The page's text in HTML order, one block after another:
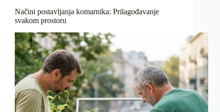
Načini postavljanja komarnika: Prilagođavanje
svakom prostoru